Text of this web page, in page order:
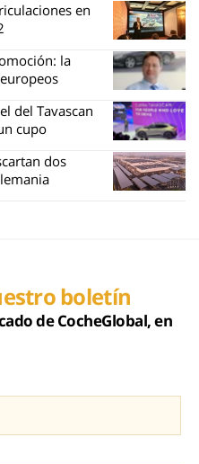
en
la
del Tavascan
cupo
dos
boletín
de CocheGlobal, en